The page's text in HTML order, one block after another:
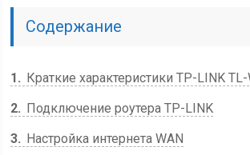
Содержание
1
Краткие характеристики TP-LINK
2
Подключение роутера TP-LINK
3
Настройка интернета WAN